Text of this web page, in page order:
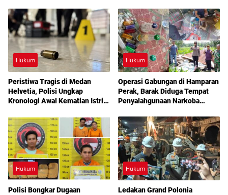
Hukum
Peristiwa Tragis di Medan
Helvetia, Polisi Ungkap
Kronologi Awal Kematian Istri
Hukum
Operasi Gabungan di Hamparan
Perak, Barak Diduga Tempat
Penyalahgunaan Narkoba
Hukum
Polisi Bongkar Dugaan
Hukum
Ledakan Grand Polonia